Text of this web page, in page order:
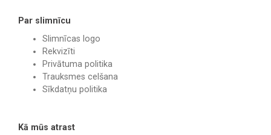
Par slimnīcu
Slimnīcas logo
Rekvizīti
Privātuma politika
Trauksmes celšana
Sīkdatņu politika
Kā mūs atrast